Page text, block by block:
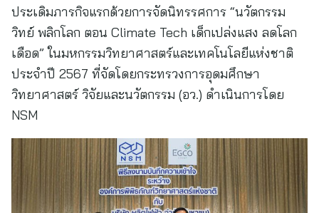
ประเดิมภารกิจแรกด้วยการจัดนิทรรศการ “นวัตกรรม
วิทย์ พลิกโลก ตอน Climate Tech เด็กเปล่งแสง ลดโลก
เดือด” ในมหกรรมวิทยาศาสตร์และเทคโนโลยีแห่งชาติ
ประจำปี 2567 ที่จัดโดยกระทรวงการอุดมศึกษา
วิทยาศาสตร์ วิจัยและนวัตกรรม (อว.) ดำเนินการโดย
NSM